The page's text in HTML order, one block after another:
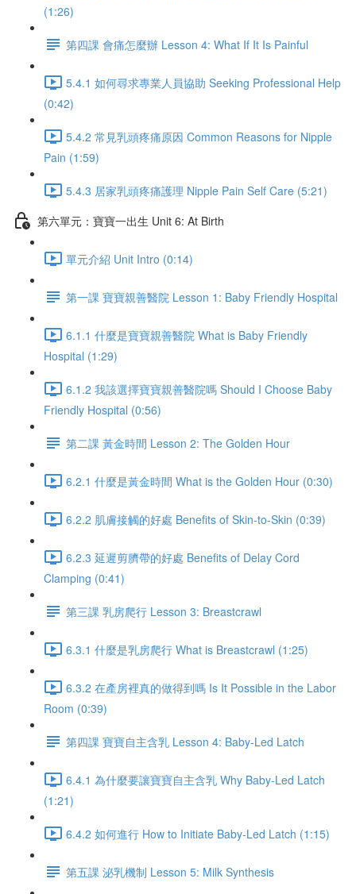
(1:26)
第四課 會痛怎麼辦 Lesson 4: What If It Is Painful
5.4.1 如何尋求專業人員協助 Seeking Professional Help
(0:42)
5.4.2 常見乳頭疼痛原因 Common Reasons for Nipple
Pain (1:59)
5.4.3 居家乳頭疼痛護理 Nipple Pain Self Care (5:21)
第六單元：寶寶一出生 Unit 6: At Birth
單元介紹 Unit Intro (0:14)
第一課 寶寶親善醫院 Lesson 1: Baby Friendly Hospital
6.1.1 什麼是寶寶親善醫院 What is Baby Friendly
Hospital (1:29)
6.1.2 我該選擇寶寶親善醫院嗎 Should I Choose Baby
Friendly Hospital (0:56)
第二課 黃金時間 Lesson 2: The Golden Hour
6.2.1 什麼是黃金時間 What is the Golden Hour (0:30)
6.2.2 肌膚接觸的好處 Benefits of Skin-to-Skin (0:39)
6.2.3 延遲剪臍帶的好處 Benefits of Delay Cord
Clamping (0:41)
第三課 乳房爬行 Lesson 3: Breastcrawl
6.3.1 什麼是乳房爬行 What is Breastcrawl (1:25)
6.3.2 在產房裡真的做得到嗎 Is It Possible in the Labor
Room (0:39)
第四課 寶寶自主含乳 Lesson 4: Baby-Led Latch
6.4.1 為什麼要讓寶寶自主含乳 Why Baby-Led Latch
(1:21)
6.4.2 如何進行 How to Initiate Baby-Led Latch (1:15)
第五課 泌乳機制 Lesson 5: Milk Synthesis